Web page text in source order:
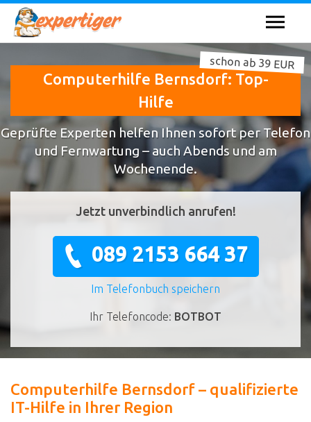
Computerhilfe Bernsdorf: Top-
Hilfe
schon ab 39 EUR
Geprüfte Experten helfen Ihnen sofort per Telefon
und Fernwartung – auch Abends und am
Wochenende.
Jetzt unverbindlich anrufen!
089 2153 664 37
Im Telefonbuch speichern
Ihr Telefoncode: BOTBOT
Computerhilfe Bernsdorf – qualifizierte
IT-Hilfe in Ihrer Region